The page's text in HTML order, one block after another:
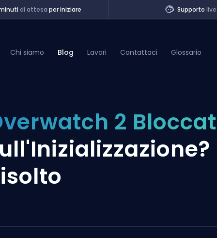
di attesa per iniziare Supporto live
Chi siamo Blog Lavori Contattaci Glossario
2